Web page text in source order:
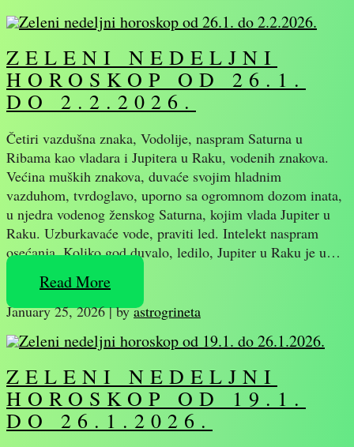
ZELENI NEDELJNI
HOROSKOP OD 26.1.
DO 2.2.2026.
Četiri vazdušna znaka, Vodolije, naspram Saturna u
Ribama kao vladara i Jupitera u Raku, vodenih znakova.
Većina muških znakova, duvaće svojim hladnim
vazduhom, tvrdoglavo, uporno sa ogromnom dozom inata,
u njedra vodenog ženskog Saturna, kojim vlada Jupiter u
Raku. Uzburkavaće vode, praviti led. Intelekt naspram
osećanja. Koliko god duvalo, ledilo, Jupiter u Raku je u…
Read More
January 25, 2026|byastrogrineta
ZELENI NEDELJNI
HOROSKOP OD 19.1.
DO 26.1.2026.